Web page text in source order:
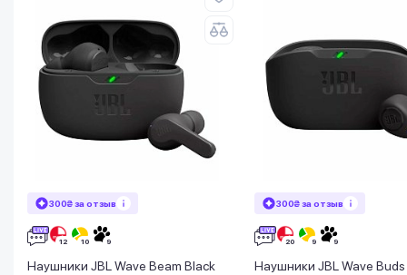
300₴ за отзыв
Наушники JBL Wave Beam Black
300₴ за отзыв
Наушники JBL Wave